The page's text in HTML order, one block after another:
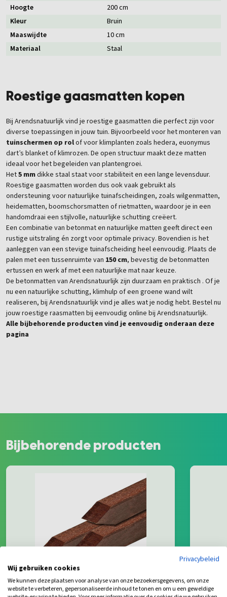
Roestige gaasmatten kopen
Bij Arendsnatuurlijk vind je roestige gaasmatten die perfect zijn voor
diverse toepassingen in jouw tuin. Bijvoorbeeld voor het monteren van
tuinschermen op rolof voor klimplanten zoals hedera, euonymus
dart’s blanket of klimrozen. De open structuur maakt deze matten
ideaal voor het begeleiden van plantengroei.
Het5 mmdikke staal staat voor stabiliteit en een lange levensduur.
Roestige gaasmatten worden dus ook vaak gebruikt als
ondersteuning voor natuurlijke tuinafscheidingen, zoals wilgenmatten,
heidematten, boomschorsmatten of rietmatten, waardoor je in een
handomdraai een stijlvolle, natuurlijke schutting creëert.
Een combinatie van betonmat en natuurlijke matten geeft direct een
rustige uitstraling én zorgt voor optimale privacy. Bovendien is het
aanleggen van een stevige tuinafscheiding heel eenvoudig. Plaats de
palen met een tussenruimte van 150 cm, bevestig de betonmatten
ertussen en werk af met een natuurlijke mat naar keuze.
De betonmatten van Arendsnatuurlijk zijn duurzaam en praktisch . Of je
nu een natuurlijke schutting, klimhulp of een groene wand wilt
realiseren, bij Arendsnatuurlijk vind je alles wat je nodig hebt. Bestel nu
jouw roestige raasmatten bij eenvoudig online bij Arendsnatuurlijk.
Alle bijbehorende producten vind je eenvoudig onderaan deze
pagina
Hoogte
200 cm
Kleur
Bruin
Maaswijdte
10 cm
Materiaal
Staal
Bijbehorende producten
Privacybeleid
Wij gebruiken cookies
We kunnen deze plaatsen voor analyse van onze bezoekersgegevens, om onze
website te verbeteren, gepersonaliseerde inhoud te tonen en om u een geweldige